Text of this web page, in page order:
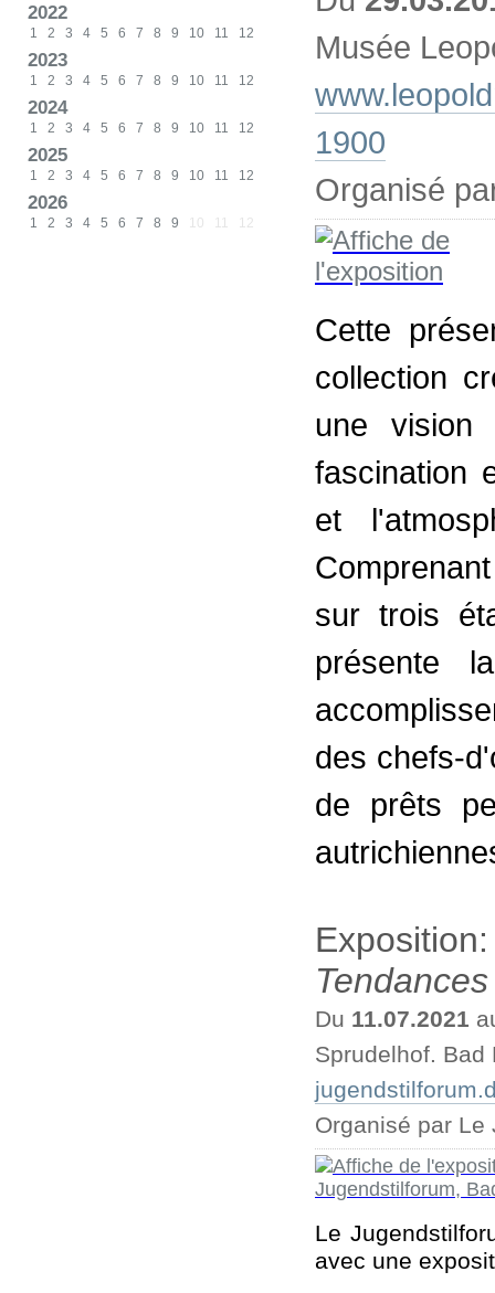
2022
1 2 3 4 5 6 7 8 9 10 11 12
2023
1 2 3 4 5 6 7 8 9 10 11 12
2024
1 2 3 4 5 6 7 8 9 10 11 12
2025
1 2 3 4 5 6 7 8 9 10 11 12
2026
1 2 3 4 5 6 7 8 9 10 11 12
Musée
1900
Organisé
Cette
collection
une vision
fascination
et
sur trois
présente
des chefs-
de prêts
Du 11.07.2021
Sprudelhof. Bad
Organisé par Le
Le
avec une